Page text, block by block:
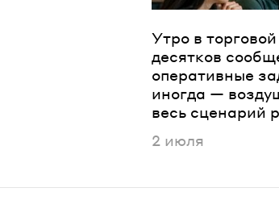
Утро в
десятков
оперативные
иногда —
весь сценарий
Опубликовано
2 июля